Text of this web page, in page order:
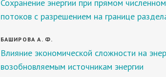
Сохранение энергии при прямом
потоков с разрешением на границе
БАШИРОВА А. Ф.
Влияние экономической сложности на
возобновляемым источникам энергии